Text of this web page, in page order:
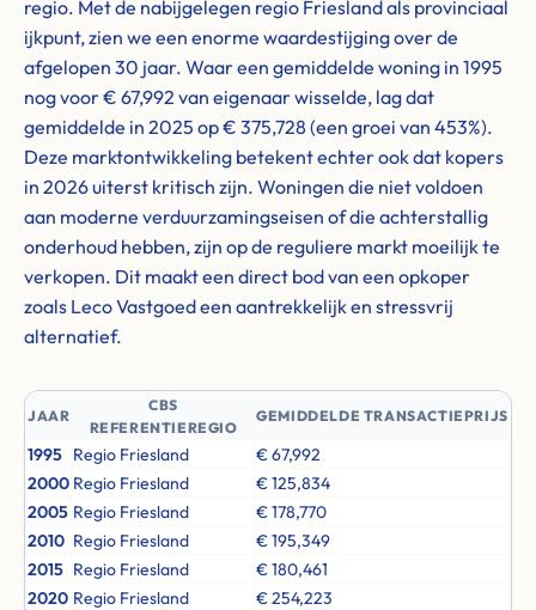
regio. Met de nabijgelegen regio Friesland als provinciaal
ijkpunt, zien we een enorme waardestijging over de
afgelopen 30 jaar. Waar een gemiddelde woning in 1995
nog voor € 67,992 van eigenaar wisselde, lag dat
gemiddelde in 2025 op € 375,728 (een groei van 453%).
Deze marktontwikkeling betekent echter ook dat kopers
in 2026 uiterst kritisch zijn. Woningen die niet voldoen
aan moderne verduurzamingseisen of die achterstallig
onderhoud hebben, zijn op de reguliere markt moeilijk te
verkopen. Dit maakt een direct bod van een opkoper
zoals Leco Vastgoed een aantrekkelijk en stressvrij
alternatief.
JAAR
CBS
REFERENTIEREGIO
GEMIDDELDE TRANSACTIEPRIJS
1995 Regio Friesland
€ 67,992
2000 Regio Friesland
€ 125,834
2005 Regio Friesland
€ 178,770
2010 Regio Friesland
€ 195,349
2015 Regio Friesland
€ 180,461
2020 Regio Friesland
€ 254,223